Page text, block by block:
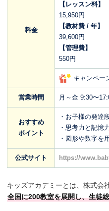
料金
【レッスン料】
15,950円
【教材費 / 年】
39,600円
【管理費】
550円
キャンペー
営業時間 月～金 9:30〜
おすすめ
ポイント
・お子様の発達
・思考力と記憶
・図形や数字を
公式サイト https://
キッズアカデミーとは、株式会
全国に200教室を展開し、生徒